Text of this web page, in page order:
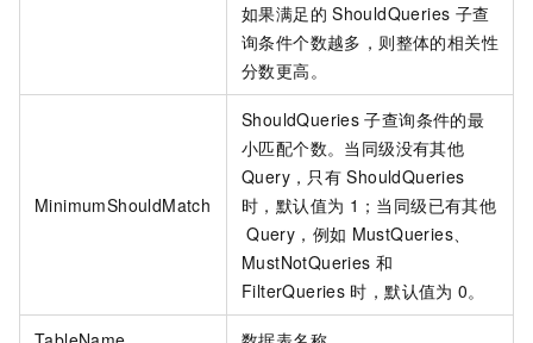
如果满足的 ShouldQueries 子查
询条件个数越多，则整体的相关性
分数更高。
MinimumShouldMatch
ShouldQueries 子查询条件的最
小匹配个数。当同级没有其他
Query，只有 ShouldQueries
时，默认值为 1；当同级已有其他
Query，例如 MustQueries、
MustNotQueries 和
FilterQueries 时，默认值为 0。